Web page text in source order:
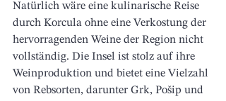
Natürlich wäre eine kulinarische Reise
durch Korcula ohne eine Verkostung der
hervorragenden Weine der Region nicht
vollständig. Die Insel ist stolz auf ihre
Weinproduktion und bietet eine Vielzahl
von Rebsorten, darunter Grk, Pošip und